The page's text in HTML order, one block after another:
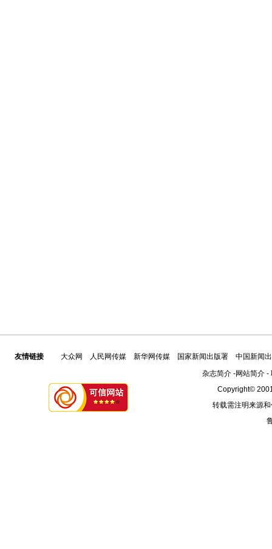
友情链接 大众网 人民网传媒 新华网传媒 国家新闻出版署
中国新闻
杂志简介-网站简介-
Copyright©
转载需注明来源